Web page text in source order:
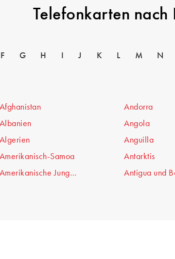
Telefonkarten nach
F G H J K L M N
Afghanistan
Albanien
Algerien
Amerikanisch-Samoa
Amerikanische Jungferninseln
Andorra
Angola
Anguilla
Antarktis
Antigua und